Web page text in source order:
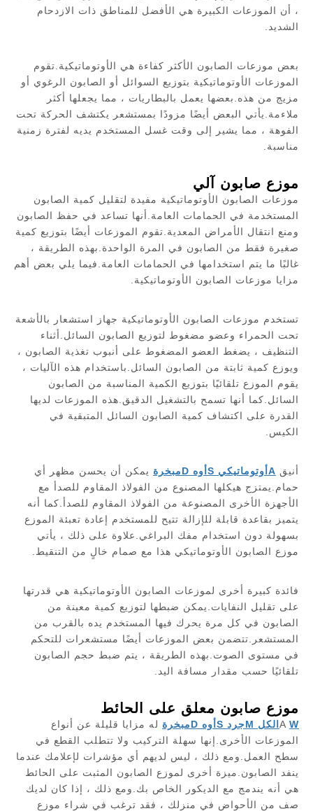
، أن الموزعات الكبيرة هي الأفضل للمناطق ذات الازدحام
الشديد.
بعض موزعات الصابون الأكثر كفاءة هي الأوتوماتيكية.تقوم
الموزعات الأوتوماتيكية بتوزيع السوائل أو الصابون الرغوي أو
مزيج من هذه.بعضها يعمل بالبطاريات ، مما يجعلها أكثر
ملاءمة.يأتي البعض أيضًا مزودًا بمستشعر يكتشف الحركة تحت
الفوهة ، مما يشير إلى وقت غسل المستخدم يديه لفترة زمنية
مناسبة.
موزع صابون آلي
موزعات الصابون الأوتوماتيكية مفيدة لتقليل كمية الصابون
المستخدمة في الحمامات العامة.أنها تساعد في حفظ الصابون
ومنع انتقال الأمراض المعدية.تقوم الموزعات أيضًا بتوزيع كمية
صغيرة فقط من الصابون في المرة الواحدة.بهذه الطريقة ،
غالبًا ما يتم استخدامها في الحمامات العامة.فيما يلي بعض أهم
مزايا موزعات الصابون الأوتوماتيكية.
تستخدم موزعات الصابون الأوتوماتيكية جهاز استشعار بالأشعة
تحت الحمراء وعضو مضغوط لتوزيع الصابون السائل.أثناء
التنظيف ، يضغط العضو المضغوط على أنبوب تغذية الصابون ،
ويوزع كمية ثابتة من الصابون السائل.باستخدام هذه الآليات ،
يقوم الموزع تلقائيًا بتوزيع الكمية المناسبة من الصابون
السائل.كما أنها تسمح بالتشغيل الدقيق.هذه الموزعات لديها
القدرة على اكتشاف كمية الصابون السائل المتبقية في
الكيس.
أنيق A أوتوماتيكي S أوه Dمبخرة يمكن أن يحسن مظهر أي
حمام.يمتزج هيكلها المصنوع من الفولاذ المقاوم للصدأ مع
الأجهزة الأخرى المصنوعة من الفولاذ المقاوم للصدأ.كما أنه
يتميز بقاعدة قابلة للإزالة تتيح للمستخدم إعادة تعبئة الموزع
بسهولة دون استخدام مفك البراغي.علاوة على ذلك ، يأتي
موزع الصابون الأوتوماتيكي هذا مع صمام خالٍ من التنقيط.
فائدة كبيرة أخرى لموزعات الصابون الأوتوماتيكية هي قدرتها
على تقليل النفايات.يمكن ضبطها لتوزيع كمية معينة من
الصابون في كل مرة يحرك فيها المستخدم يده بالقرب من
المستشعر.تتضمن بعض الموزعات أيضًا مستشعرات للتحكم
في مستوى الصوت.بهذه الطريقة ، يتم ضبط حجم الصابون
تلقائيًا حسب مقدار مسافة اليد.
موزع صابون معلق على الحائط
A W الكل Mجرد S أوه Dمبخرة له مزايا قليلة عن أنواع
الموزعات الأخرى.إنها سهلة التركيب ولا تتطلب القطع في
سطح العمل.ومع ذلك ، ليس لديهم أي مؤشرات لإعلامك عندما
ينفد الصابون.ميزة أخرى لموزع الصابون المثبت على الحائط
هي أنه يندمج مع الديكور الخاص بك.ومع ذلك ، إذا كان لديك
صف من الأحواض في منزلك ، فقد ترغب في شراء موزع